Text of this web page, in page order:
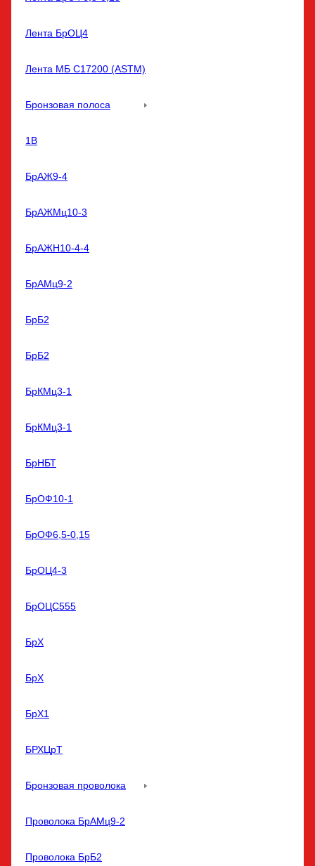
Лента БрОЦ4
Лента МБ С17200 (ASTM)
Бронзовая полоса
1В
БрАЖ9-4
БрАЖМц10-3
БрАЖН10-4-4
БрАМц9-2
БрБ2
БрБ2
БрКМц3-1
БрКМц3-1
БрНБТ
БрОФ10-1
БрОФ6,5-0,15
БрОЦ4-3
БрОЦС555
БрХ
БрХ
БрХ1
БРХЦрТ
Бронзовая проволока
Проволока БрАМц9-2
Проволока БрБ2